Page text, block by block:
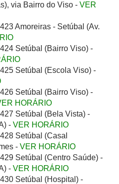
via Bairro do Viso - VER
Amoreiras - Setúbal (Av.
Setúbal (Bairro Viso) -
Setúbal (Escola Viso) -
Setúbal (Bairro Viso) -
HORÁRIO
Setúbal (Bela Vista) -
- VER HORÁRIO
Setúbal (Casal
- VER HORÁRIO
Setúbal (Centro Saúde) -
- VER HORÁRIO
Setúbal (Hospital) -